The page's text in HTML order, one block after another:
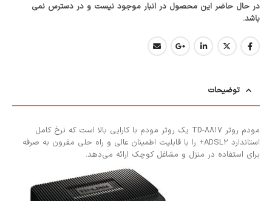
در حال حاضر این محصول در انبار موجود نیست و در دسترس نمی
باشد.
توضیحات
مودم روتر TD-8817 یک روتر مودم با کارایی بالا است که نرخ کامل
استاندارد ADSL2+ را با قابلیت اطمینان عالی و راه حلی مقرون به صرفه
برای استفاده در منزل و مشاغل کوچک ارائه می‌دهد.